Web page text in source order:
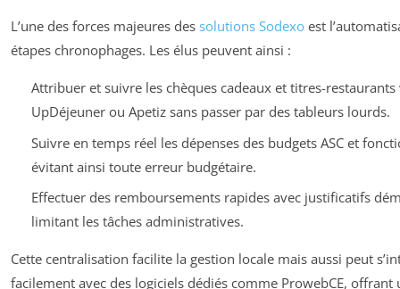
L’une des forces majeures des solutions Sodexo est
étapes chronophages. Les élus peuvent ainsi :
Attribuer et suivre les chèques cadeaux et titres-restaurants
UpDéjeuner ou Apetiz sans passer par des tableurs lourds.
Suivre en temps réel les dépenses des budgets ASC et
évitant ainsi toute erreur budgétaire.
Effectuer des remboursements rapides avec justificatifs
limitant les tâches administratives.
Cette centralisation facilite la gestion locale mais aussi peut
facilement avec des logiciels dédiés comme ProwebCE, offrant